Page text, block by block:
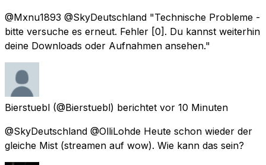
@Mxnu1893 @SkyDeutschland "Technische Probleme -
bitte versuche es erneut. Fehler [0]. Du kannst weiterhin
deine Downloads oder Aufnahmen ansehen."
Bierstuebl (@Bierstuebl) berichtet vor 10 Minuten
@SkyDeutschland @OlliLohde Heute schon wieder der
gleiche Mist (streamen auf wow). Wie kann das sein?